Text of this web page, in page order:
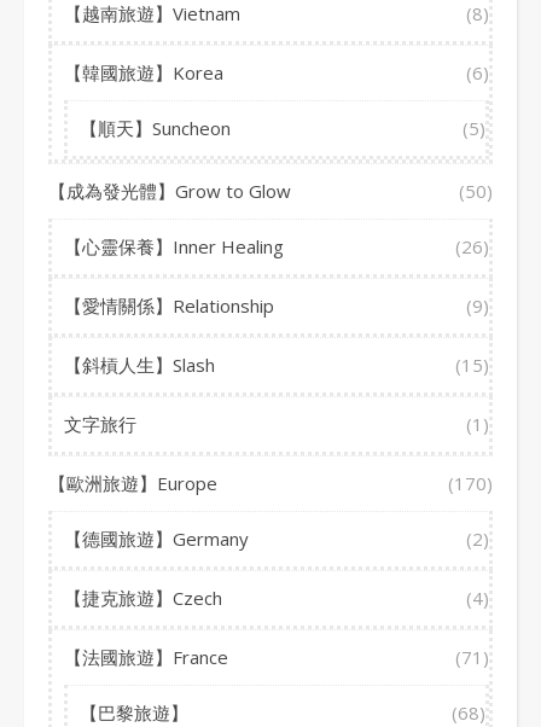
【越南旅遊】Vietnam (8)
【韓國旅遊】Korea (6)
【順天】Suncheon (5)
【成為發光體】Grow to Glow (50)
【心靈保養】Inner Healing (26)
【愛情關係】Relationship (9)
【斜槓人生】Slash (15)
文字旅行 (1)
【歐洲旅遊】Europe (170)
【德國旅遊】Germany (2)
【捷克旅遊】Czech (4)
【法國旅遊】France (71)
【巴黎旅遊】 (68)